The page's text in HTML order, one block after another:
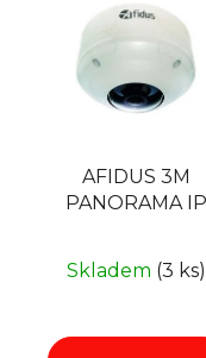
AFIDUS 3M
PANORAMA IP
Skladem (3 ks)